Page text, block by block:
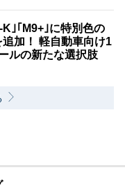
｣｢M9+｣に特別色の
加！ 軽自動車向け1
ルの新たな選択肢